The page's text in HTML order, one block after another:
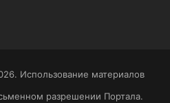
Использование материалов
разрешении Портала.